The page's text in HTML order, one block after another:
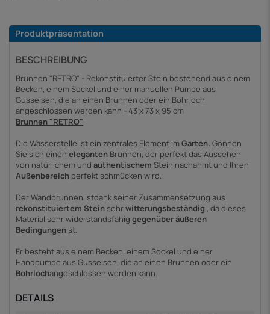
Produktpräsentation
BESCHREIBUNG
Brunnen "RETRO" - Rekonstituierter Stein bestehend aus einem
Becken, einem Sockel und einer manuellen Pumpe aus
Gusseisen, die an einen Brunnen oder ein Bohrloch
angeschlossen werden kann - 43 x 73 x 95 cm
Brunnen "RETRO"
Die Wasserstelle ist ein zentrales Element im Garten. Gönnen
Sie sich einen eleganten Brunnen, der perfekt das Aussehen
von natürlichem und authentischem Stein nachahmt und Ihren
Außenbereich perfekt schmücken wird.
Der Wandbrunnen istdankseiner Zusammensetzung aus
rekonstituiertem Steinsehrwitterungsbeständig , da dieses
Material sehr widerstandsfähig gegenüber äußeren
Bedingungenist.
Er besteht aus einem Becken, einem Sockel und einer
Handpumpe aus Gusseisen, die an einen Brunnen oder ein
Bohrlochangeschlossen werden kann.
DETAILS